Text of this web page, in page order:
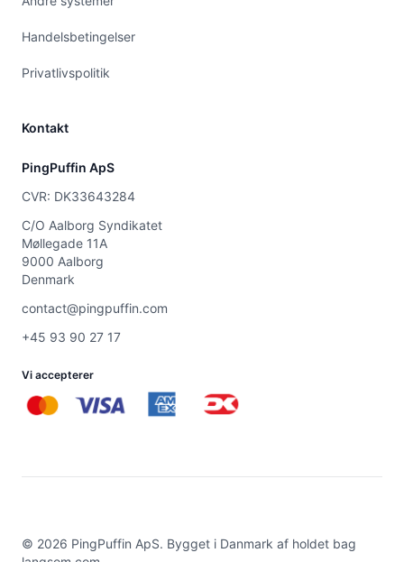
Handelsbetingelser
Privatlivspolitik
Kontakt
PingPuffin ApS
CVR: DK33643284
C/O Aalborg Syndikatet
Møllegade 11A
9000 Aalborg
Denmark
contact@pingpuffin.com
+45 93 90 27 17
Vi accepterer
© 2026 PingPuffin ApS. Bygget i Danmark af holdet bag